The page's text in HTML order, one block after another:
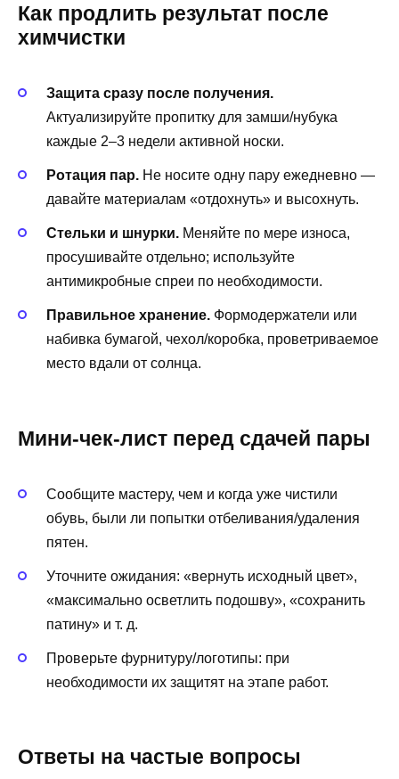
Как продлить результат после
химчистки
Защита сразу после получения.
Актуализируйте пропитку для замши/нубука
каждые 2–3 недели активной носки.
Ротация пар. Не носите одну пару ежедневно —
давайте материалам «отдохнуть» и высохнуть.
Стельки и шнурки. Меняйте по мере износа,
просушивайте отдельно; используйте
антимикробные спреи по необходимости.
Правильное хранение. Формодержатели или
набивка бумагой, чехол/коробка, проветриваемое
место вдали от солнца.
Мини-чек-лист перед сдачей пары
Сообщите мастеру, чем и когда уже чистили
обувь, были ли попытки отбеливания/удаления
пятен.
Уточните ожидания: «вернуть исходный цвет»,
«максимально осветлить подошву», «сохранить
патину» и т. д.
Проверьте фурнитуру/логотипы: при
необходимости их защитят на этапе работ.
Ответы на частые вопросы